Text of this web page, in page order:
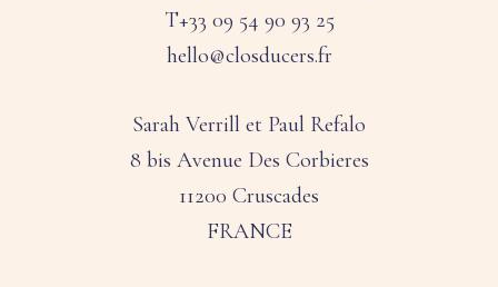
T+33 09 54 90 93 25
hello@closducers.fr
Sarah Verrill et Paul Refalo
8 bis Avenue Des Corbieres
11200 Cruscades
FRANCE